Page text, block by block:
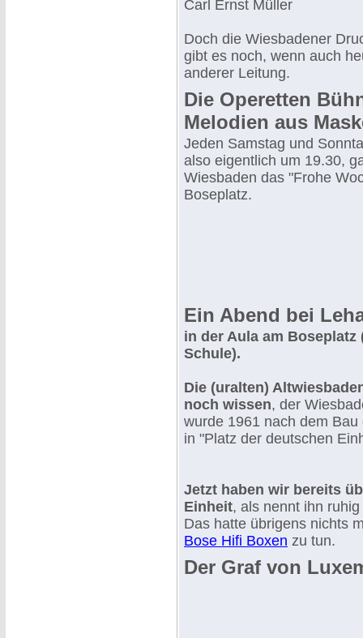
Carl Ernst Müller
Doch die Wiesbadener
gibt es noch, wenn auch
anderer Leitung.
Die Operetten
Melodien aus
Jeden Samstag und
also eigentlich um 19.30,
Wiesbaden das "Frohe
Boseplatz.
Ein Abend bei
in der Aula am Boseplatz
Schule).
Die (uralten)
noch wissen, der
wurde 1961 nach dem
in "Platz der deutschen
Jetzt haben wir bereits
Einheit, als nennt ihn
Das hatte übrigens nichts
Bose Hifi Boxen zu tun.
Der Graf von